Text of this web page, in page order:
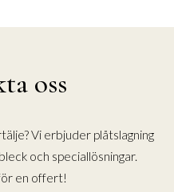
oss
Vi erbjuder plåtslagning
och speciallösningar.
en offert!